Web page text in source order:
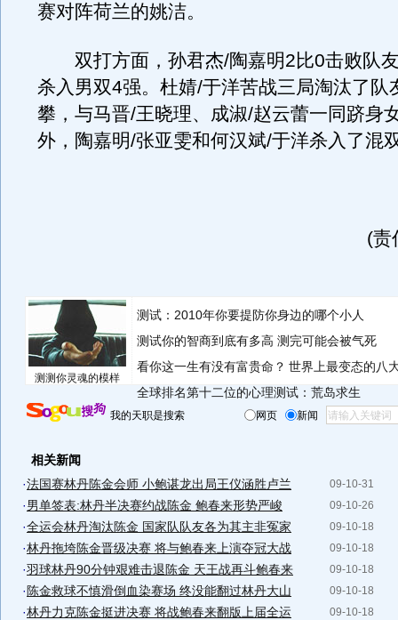
赛对阵荷兰的姚洁。
双打方面，孙君杰/陶嘉明2比0击败队
杀入男双4强。杜婧/于洋苦战三局淘汰了队
攀，与马晋/王晓理、成淑/赵云蕾一同跻身
外，陶嘉明/张亚雯和何汉斌/于洋杀入了混
(责
测测你灵魂的模样
测试：2010年你要提防你身边的哪个小人
测试你的智商到底有多高 测完可能会被气死
看你这一生有没有富贵命？ 世界上最变态的八
全球排名第十二位的心理测试：荒岛求生
我的天职是搜索 网页 新闻
相关新闻
09-10-31
·法国赛林丹陈金会师 小鲍谌龙出局王仪涵胜卢兰
09-10-26
·男单签表:林丹半决赛约战陈金 鲍春来形势严峻
09-10-18
·全运会林丹淘汰陈金 国家队队友各为其主非冤家
09-10-18
·林丹拖垮陈金晋级决赛 将与鲍春来上演夺冠大战
09-10-18
·羽球林丹90分钟艰难击退陈金 天王战再斗鲍春来
09-10-18
· 陈金救球不慎滑倒血染赛场 终没能翻过林丹大山
09-10-18
·林丹力克陈金挺进决赛 将战鲍春来翻版上届全运